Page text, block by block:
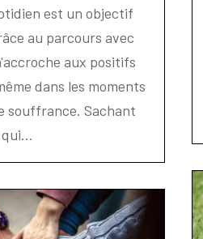
est un objectif
au parcours avec
aux positifs
dans les moments
souffrance. Sachant